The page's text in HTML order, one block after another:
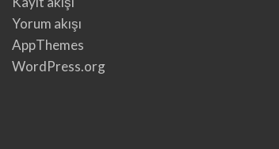
Yorum akışı
AppThemes
WordPress.org